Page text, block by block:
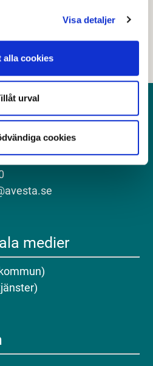
Visa detaljer
alla cookies
urval
cookies
774 81 Avesta
18, Avesta
medier